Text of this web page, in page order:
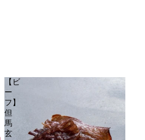
【ビ
ー
フ】
但
馬
玄